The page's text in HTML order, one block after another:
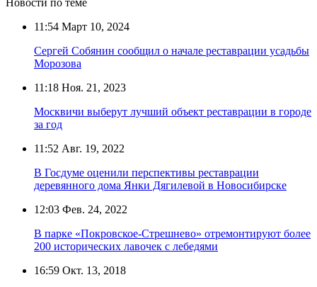
11:54 Март 10, 2024
Сергей Собянин сообщил о начале реставрации усадьбы
Морозова
11:18 Ноя. 21, 2023
Москвичи выберут лучший объект реставрации в городе
за год
11:52 Авг. 19, 2022
В Госдуме оценили перспективы реставрации
деревянного дома Янки Дягилевой в Новосибирске
12:03 Фев. 24, 2022
В парке «Покровское-Стрешнево» отремонтируют более
200 исторических лавочек с лебедями
16:59 Окт. 13, 2018